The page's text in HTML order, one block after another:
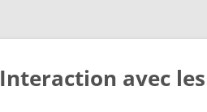
Interaction avec les